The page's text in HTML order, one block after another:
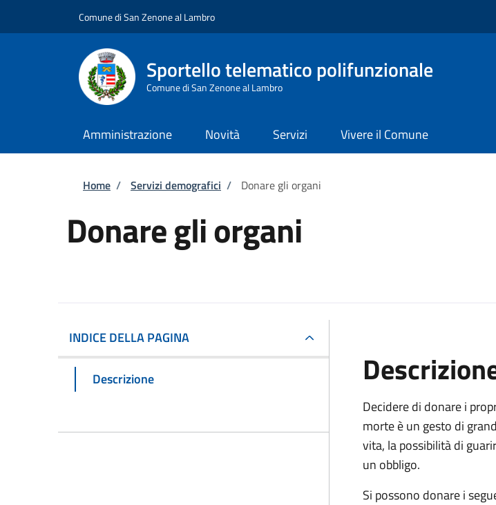
Comune di San Zenone al Lambro
Sportello telematico polifunzionale
Comune di San Zenone al Lambro
Amministrazione Novità Servizi Vivere il Comune
Briciole di pane
Home / Servizi demografici / Donare gli organi
Donare gli organi
INDICE DELLA PAGINA
Descrizione
Decidere di donare i
morte è un gesto di
vita, la possibilità di
un obbligo.
Si possono donare i